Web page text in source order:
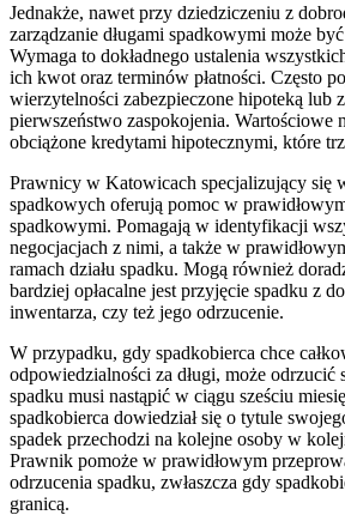
Jednakże, nawet przy dziedziczeniu z
zarządzanie długami spadkowymi może
Wymaga to dokładnego ustalenia
ich kwot oraz terminów płatności. Często
wierzytelności zabezpieczone hipoteką lub
pierwszeństwo zaspokojenia. Wartościowe
obciążone kredytami hipotecznymi, które
Prawnicy w Katowicach specjalizujący się
spadkowych oferują pomoc w
spadkowymi. Pomagają w identyfikacji
negocjacjach z nimi, a także w
ramach działu spadku. Mogą również
bardziej opłacalne jest przyjęcie spadku z
inwentarza, czy też jego odrzucenie.
W przypadku, gdy spadkobierca chce
odpowiedzialności za długi, może odrzucić
spadku musi nastąpić w ciągu sześciu
spadkobierca dowiedział się o tytule
spadek przechodzi na kolejne osoby w
Prawnik pomoże w prawidłowym
odrzucenia spadku, zwłaszcza gdy
granicą.